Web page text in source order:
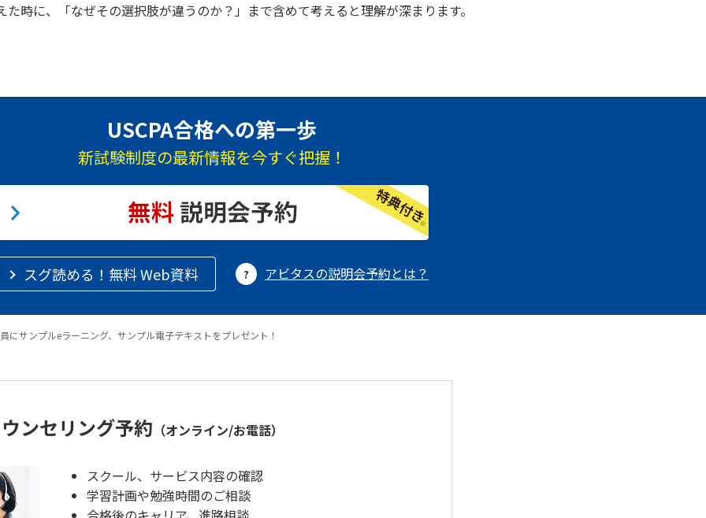
時に、「なぜその選択肢が違うのか？」まで含めて考えると理解が深まります。
USCPA合格への第一歩
新試験制度の最新情報を今すぐ把握！
スグ読める！無料 Web資料 アビタスの説明会予約とは？
サンプルeラーニング、サンプル電子テキストをプレゼント！
ンセリング予約 （オンライン/お電話）
スクール、サービス内容の確認
学習計画や勉強時間のご相談